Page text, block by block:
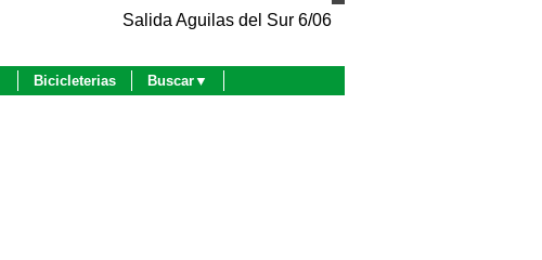
Salida Aguilas del Sur 6/06
Bicicleterias Buscar▼